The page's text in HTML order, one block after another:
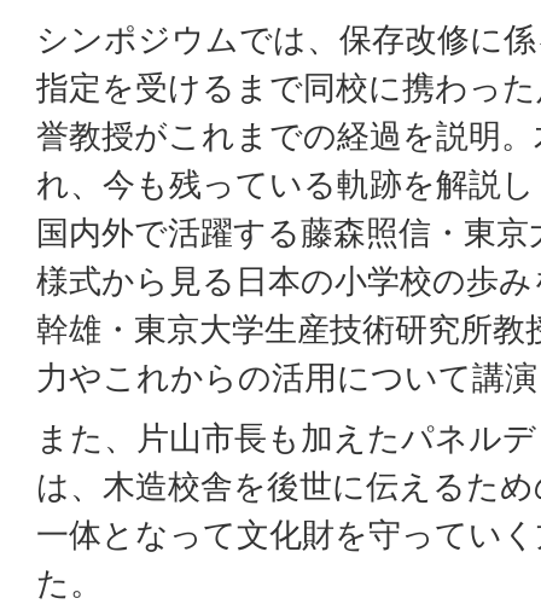
シンポジウムでは、保存改修に
指定を受けるまで同校に携わっ
誉教授がこれまでの経過を説明
れ、今も残っている軌跡を解説
国内外で活躍する藤森照信・東
様式から見る日本の小学校の歩
幹雄・東京大学生産技術研究所
力やこれからの活用について講
また、片山市長も加えたパネル
は、木造校舎を後世に伝えるた
一体となって文化財を守ってい
た。